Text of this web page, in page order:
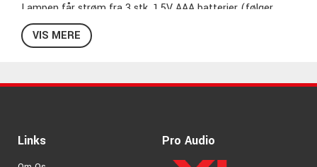
Lampen får strøm fra 3 stk. 1,5V AAA batterier (følger
med), med en levetid på op til 40 timer.
Batteridrevet (3x 1,5 V AAA)
VIS MERE
Links Pro Audio